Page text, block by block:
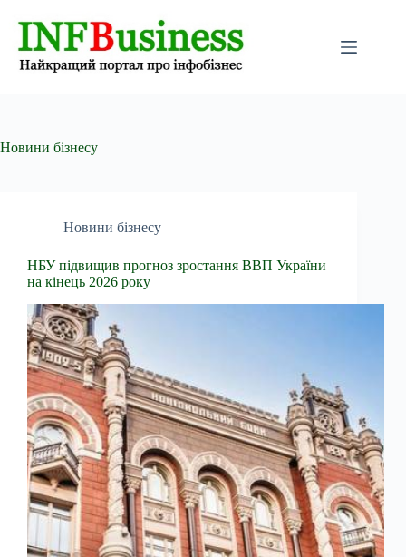
Новини бізнесу
Новини бізнесу
НБУ підвищив прогноз зростання ВВП України
на кінець 2026 року